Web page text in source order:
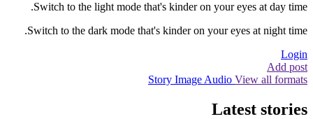
Switch to the light mode that's kinder on your eyes at day time.
Switch to the dark mode that's kinder on your eyes at night time.
Login
Add post
Story Image Audio View all formats
Latest stories